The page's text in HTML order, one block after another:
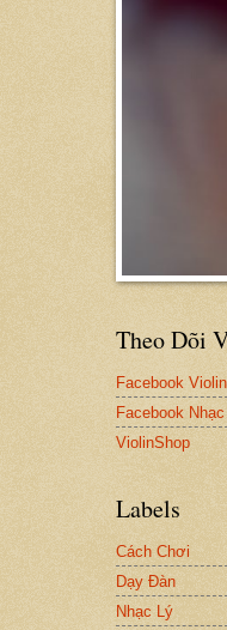
Theo Dõi
Facebook
Facebook
ViolinShop
Labels
Cách Chơi
Dạy Đàn
Nhạc Lý